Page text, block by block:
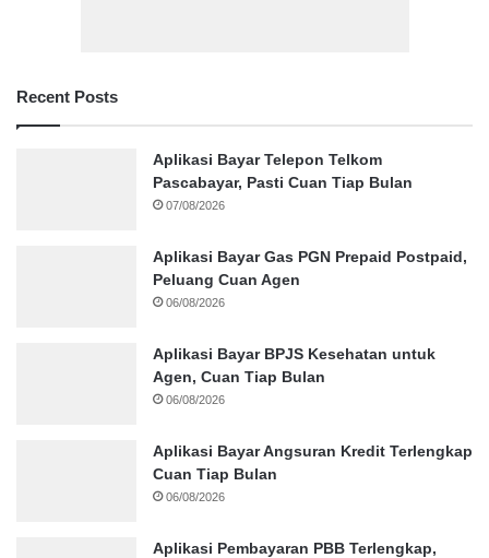
Recent Posts
Aplikasi Bayar Telepon Telkom
Pascabayar, Pasti Cuan Tiap Bulan
07/08/2026
Aplikasi Bayar Gas PGN Prepaid Postpaid,
Peluang Cuan Agen
06/08/2026
Aplikasi Bayar BPJS Kesehatan untuk
Agen, Cuan Tiap Bulan
06/08/2026
Aplikasi Bayar Angsuran Kredit Terlengkap
Cuan Tiap Bulan
06/08/2026
Aplikasi Pembayaran PBB Terlengkap,